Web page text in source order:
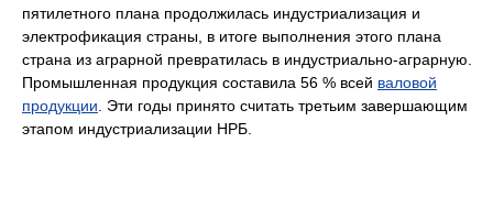
пятилетного плана продолжилась индустриализация и
электрофикация страны, в итоге выполнения этого плана
страна из аграрной превратилась в индустриально-аграрную.
Промышленная продукция составила 56 % всей валовой
продукции . Эти годы принято считать третьим завершающим
этапом индустриализации НРБ.